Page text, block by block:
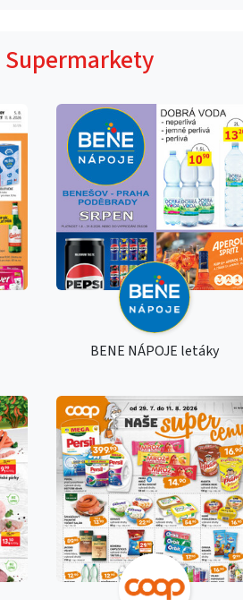
Supermarkety
BENE NÁPOJE letáky